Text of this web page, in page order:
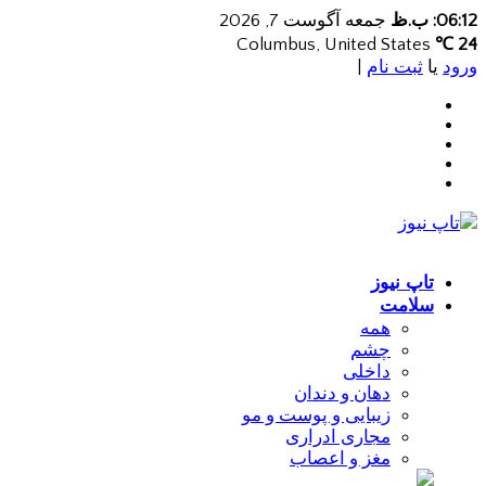
06:12: ب.ظ
جمعه آگوست 7, 2026
24 ℃
ورود یا ثبت نام
تاپ نیوز
سلامت
همه
چشم
داخلی
دهان و دندان
زیبایی و پوست و مو
مجاری ادراری
مغز و اعصاب